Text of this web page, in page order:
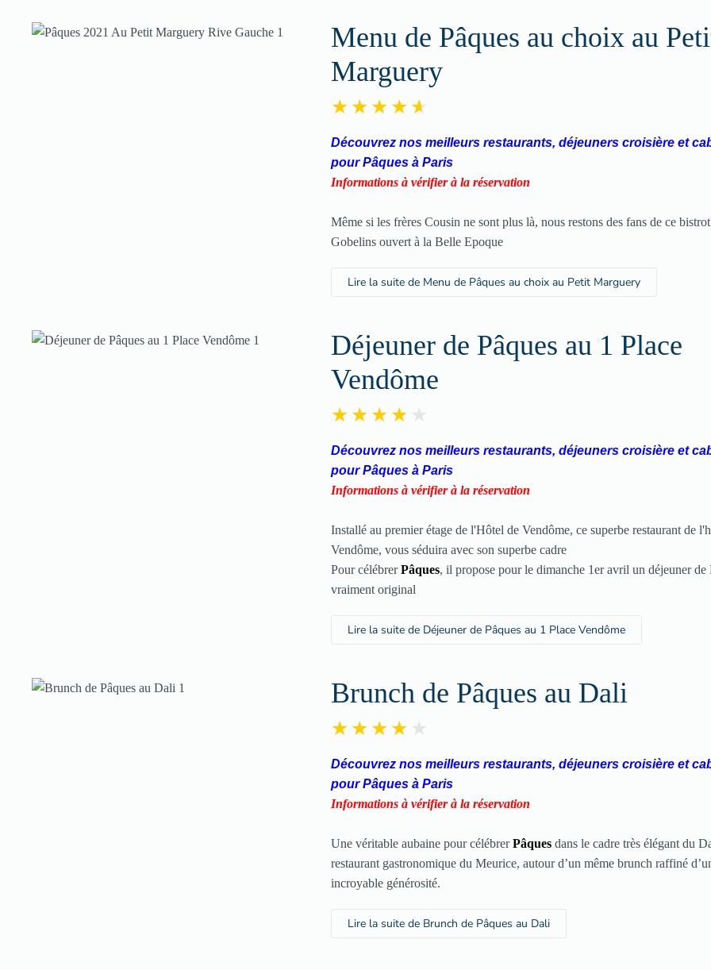
Menu de Pâques au choix au
Marguery
Découvrez nos meilleurs restaurants, déjeuners croisière et
pour Pâques à Paris
Informations à vérifier à la réservation
Même si les frères Cousin ne sont plus là, nous restons des fans de ce
Gobelins ouvert à la Belle Epoque
Lire la suite de Menu de Pâques au choix au Petit Marguery
Déjeuner de Pâques au 1 Place
Vendôme
Découvrez nos meilleurs restaurants, déjeuners croisière et
pour Pâques à Paris
Informations à vérifier à la réservation
Installé au premier étage de l'Hôtel de Vendôme, ce superbe restaurant de
Vendôme, vous séduira avec son superbe cadre
Pour célébrerPâques, il propose pour le dimanche 1er avril un déjeuner de
vraiment original
Lire la suite de Déjeuner de Pâques au 1 Place Vendôme
Brunch de Pâques au Dali
Découvrez nos meilleurs restaurants, déjeuners croisière et
pour Pâques à Paris
Informations à vérifier à la réservation
Une véritable aubaine pour célébrerPâques dans le cadre très élégant du
restaurant gastronomique du Meurice, autour d’un même brunch raffiné
incroyable générosité.
Lire la suite de Brunch de Pâques au Dali